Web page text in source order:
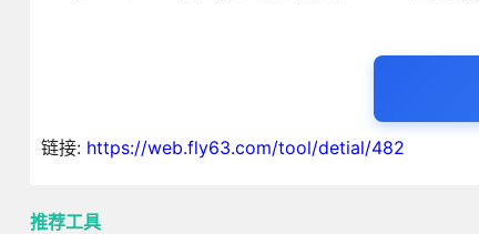
链接: https://web.fly63.com/tool/detial/482
推荐工具